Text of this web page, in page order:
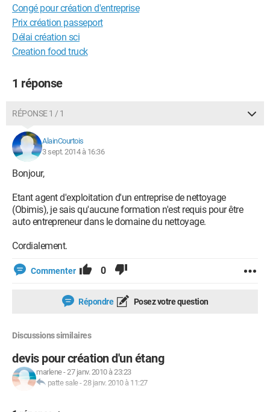
Congé pour création d'entreprise
Prix création passeport
Délai création sci
Creation food truck
1 réponse
RÉPONSE 1 / 1
AlainCourtois
3 sept. 2014 à 16:36
Bonjour,
Etant agent d'exploitation d'un entreprise de nettoyage
(Obimis), je sais qu'aucune formation n'est requis pour être
auto entrepreneur dans le domaine du nettoyage.
Cordialement.
Commenter 0
Répondre Posez votre question
Discussions similaires
devis pour création d'un étang
marlene-27 janv. 2010 à 23:23
patte sale-28 janv. 2010 à 11:27